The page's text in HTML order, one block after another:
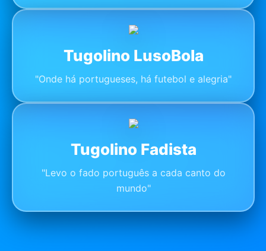
Tugolino LusoBola
"Onde há portugueses, há futebol e alegria"
Tugolino Fadista
"Levo o fado português a cada canto do
mundo"